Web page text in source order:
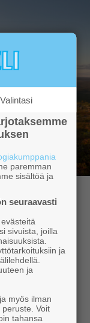
uutisointia
Digi-Kuukkeli
Valintasi
paremman
sisältöä ja
seuraavasti
sivuista, joilla
ja
ja
myös ilman
Voit
tahansa